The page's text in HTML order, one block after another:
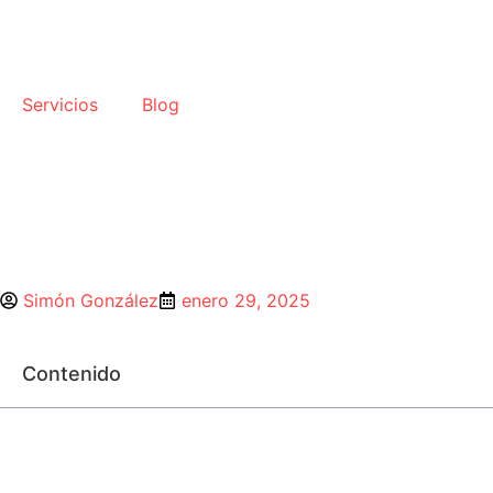
Servicios Blog
Simón González enero 29, 2025
Contenido